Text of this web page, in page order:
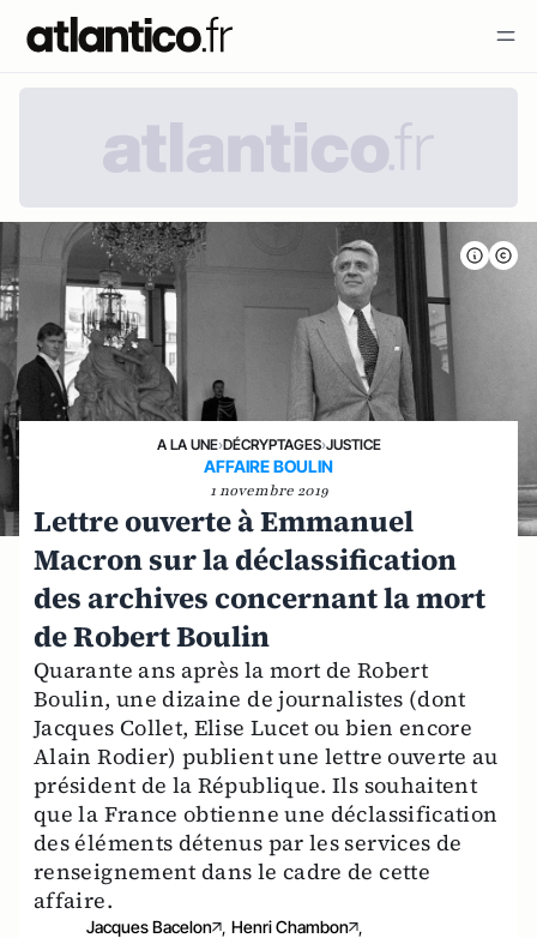
A LA UNE›DÉCRYPTAGES›JUSTICE
AFFAIRE BOULIN
1 novembre 2019
Lettre ouverte à Emmanuel
Macron sur la déclassification
des archives concernant la mort
de Robert Boulin
Quarante ans après la mort de Robert
Boulin, une dizaine de journalistes (dont
Jacques Collet, Elise Lucet ou bien encore
Alain Rodier) publient une lettre ouverte au
président de la République. Ils souhaitent
que la France obtienne une déclassification
des éléments détenus par les services de
renseignement dans le cadre de cette
affaire.
Jacques Bacelon , Henri Chambon ,